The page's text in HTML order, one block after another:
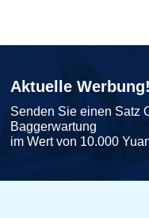
Aktuelle Werbung!
Senden Sie einen Satz
Baggerwartung
im Wert von 10.000